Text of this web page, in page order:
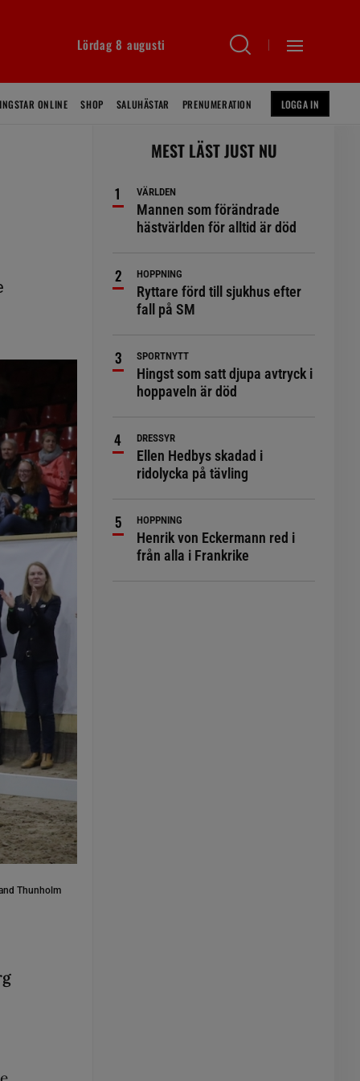
Lördag 8 augusti
ONLINE SHOP SALUHÄSTAR PRENUMERATION LOGGA IN
Thunholm
MEST LÄST JUST NU
VÄRLDEN
Mannen som förändrade
hästvärlden för alltid är död
HOPPNING
Ryttare förd till sjukhus efter
fall på SM
SPORTNYTT
Hingst som satt djupa avtryck i
hoppaveln är död
DRESSYR
Ellen Hedbys skadad i
ridolycka på tävling
HOPPNING
Henrik von Eckermann red i
från alla i Frankrike